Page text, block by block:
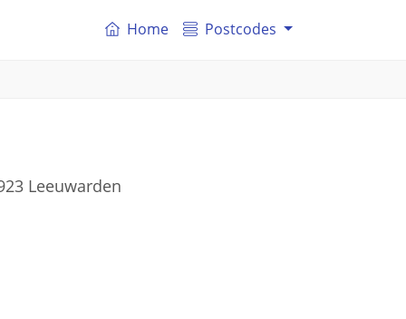
Home Postcodes
Leeuwarden